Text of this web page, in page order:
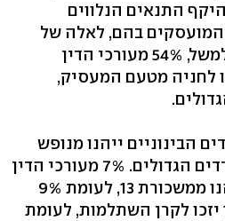
התנאים הנלווים
המועסקים בהם, לאלה של
המשרדים הגדולים. כך למשל, 54% מעורכי הדין
לחניה מטעם המעסיק,
הבינוניים ייהנו מנופש
שנתי, לעומת 17% במשרדים הגדולים. 7% מעורכי הדין
במשרדים הבינוניים ייהנו ממשכורת 13, לעומת 9%
במשרדים הגדולים. 19% יזכו לקרן השתלמות, לעומת